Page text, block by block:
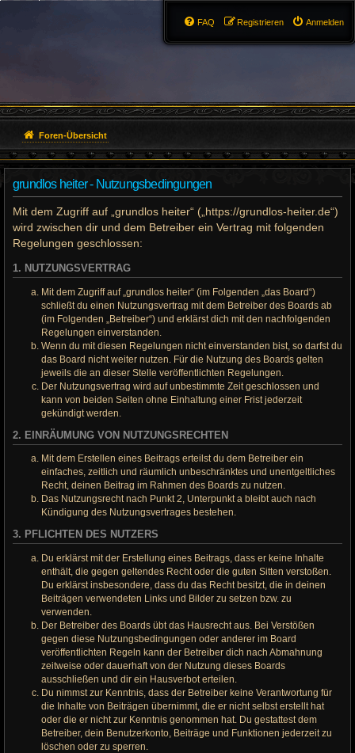
Anmelden
Registrieren
FAQ
Foren-Übersicht
grundlos heiter - Nutzungsbedingungen
Mit dem Zugriff auf „grundlos heiter“ („https://grundlos-heiter.de“)
wird zwischen dir und dem Betreiber ein Vertrag mit folgenden
Regelungen geschlossen:
1. NUTZUNGSVERTRAG
Mit dem Zugriff auf „grundlos heiter“ (im Folgenden „das Board“)
schließt du einen Nutzungsvertrag mit dem Betreiber des Boards ab
(im Folgenden „Betreiber“) und erklärst dich mit den nachfolgenden
Regelungen einverstanden.
Wenn du mit diesen Regelungen nicht einverstanden bist, so darfst du
das Board nicht weiter nutzen. Für die Nutzung des Boards gelten
jeweils die an dieser Stelle veröffentlichten Regelungen.
Der Nutzungsvertrag wird auf unbestimmte Zeit geschlossen und
kann von beiden Seiten ohne Einhaltung einer Frist jederzeit
gekündigt werden.
2. EINRÄUMUNG VON NUTZUNGSRECHTEN
Mit dem Erstellen eines Beitrags erteilst du dem Betreiber ein
einfaches, zeitlich und räumlich unbeschränktes und unentgeltliches
Recht, deinen Beitrag im Rahmen des Boards zu nutzen.
Das Nutzungsrecht nach Punkt 2, Unterpunkt a bleibt auch nach
Kündigung des Nutzungsvertrages bestehen.
3. PFLICHTEN DES NUTZERS
Du erklärst mit der Erstellung eines Beitrags, dass er keine Inhalte
enthält, die gegen geltendes Recht oder die guten Sitten verstoßen.
Du erklärst insbesondere, dass du das Recht besitzt, die in deinen
Beiträgen verwendeten Links und Bilder zu setzen bzw. zu
verwenden.
Der Betreiber des Boards übt das Hausrecht aus. Bei Verstößen
gegen diese Nutzungsbedingungen oder anderer im Board
veröffentlichten Regeln kann der Betreiber dich nach Abmahnung
zeitweise oder dauerhaft von der Nutzung dieses Boards
ausschließen und dir ein Hausverbot erteilen.
Du nimmst zur Kenntnis, dass der Betreiber keine Verantwortung für
die Inhalte von Beiträgen übernimmt, die er nicht selbst erstellt hat
oder die er nicht zur Kenntnis genommen hat. Du gestattest dem
Betreiber, dein Benutzerkonto, Beiträge und Funktionen jederzeit zu
löschen oder zu sperren.